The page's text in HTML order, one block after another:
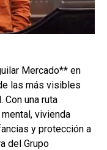
Mercado** en
las más visibles
Con una ruta
vivienda
y protección a
del Grupo